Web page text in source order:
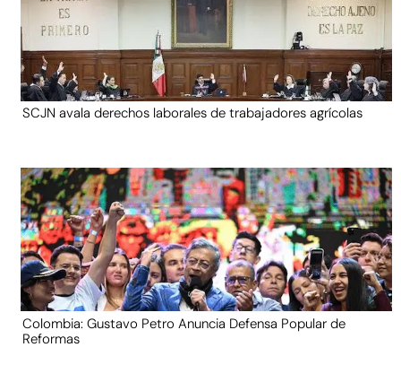
SCJN avala derechos laborales de trabajadores agrícolas
Colombia: Gustavo Petro Anuncia Defensa Popular de
Reformas